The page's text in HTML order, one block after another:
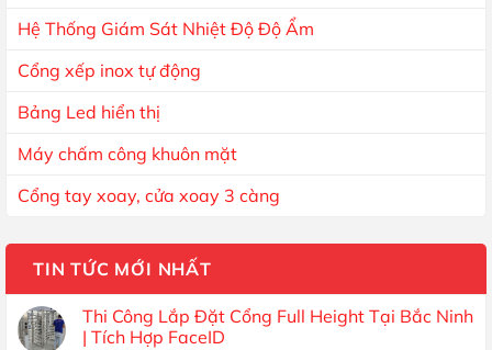
Hệ Thống Giám Sát Nhiệt Độ Độ Ẩm
Cổng xếp inox tự động
Bảng Led hiển thị
Máy chấm công khuôn mặt
Cổng tay xoay, cửa xoay 3 càng
TIN TỨC MỚI NHẤT
Thi Công Lắp Đặt Cổng Full Height Tại Bắc Ninh
| Tích Hợp FaceID